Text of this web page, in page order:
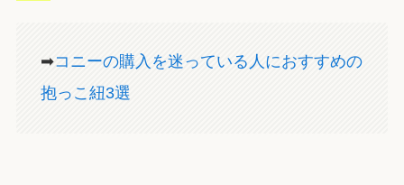
➡コニーの購入を迷っている人におすすめの
抱っこ紐3選